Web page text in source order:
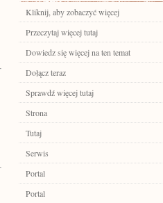
Kliknij, aby zobaczyć więcej
Przeczytaj więcej tutaj
Dowiedz się więcej na ten temat
Dołącz teraz
Sprawdź więcej tutaj
Strona
Tutaj
Serwis
Portal
Portal